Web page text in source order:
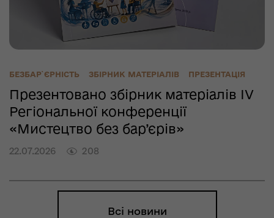
БЕЗБАР`ЄРНІСТЬ ЗБІРНИК МАТЕРІАЛІВ ПРЕЗЕНТАЦІЯ
Презентовано збірник матеріалів IV
Регіональної конференції
«Мистецтво без бар’єрів»
22.07.2026 208
Всі новини